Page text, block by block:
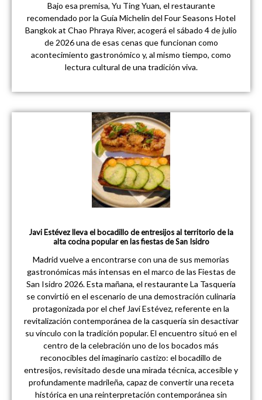
Bajo esa premisa, Yu Ting Yuan, el restaurante
recomendado por la Guía Michelin del Four Seasons Hotel
Bangkok at Chao Phraya River, acogerá el sábado 4 de julio
de 2026 una de esas cenas que funcionan como
acontecimiento gastronómico y, al mismo tiempo, como
lectura cultural de una tradición viva.
Javi Estévez lleva el bocadillo de entresijos al territorio de la
alta cocina popular en las fiestas de San Isidro
Madrid vuelve a encontrarse con una de sus memorias
gastronómicas más intensas en el marco de las Fiestas de
San Isidro 2026. Esta mañana, el restaurante La Tasquería
se convirtió en el escenario de una demostración culinaria
protagonizada por el chef Javi Estévez, referente en la
revitalización contemporánea de la casquería sin desactivar
su vínculo con la tradición popular. El encuentro situó en el
centro de la celebración uno de los bocados más
reconocibles del imaginario castizo: el bocadillo de
entresijos, revisitado desde una mirada técnica, accesible y
profundamente madrileña, capaz de convertir una receta
histórica en una reinterpretación contemporánea sin